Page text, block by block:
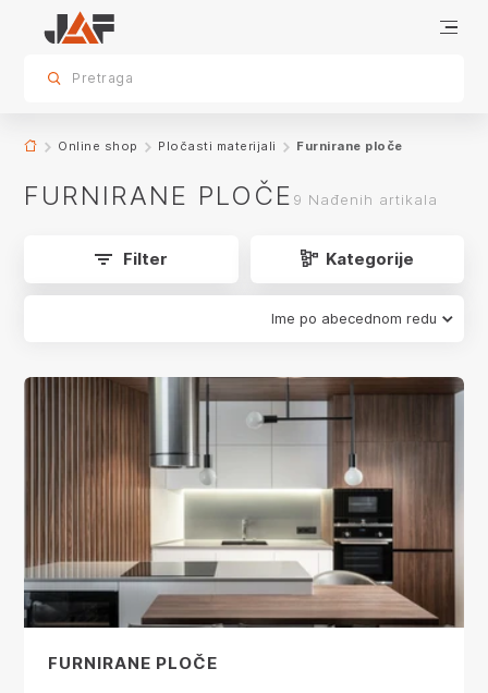
sr.skip-to.main-content
sr.skip-to.table-of-contents
sr.skip-to.main-navigation
Furnirane ploče
Pretraga
app.product-grid.form-reload
Online shop Pločasti materijali Furnirane ploče
FURNIRANE PLOČE 9 Nađenih artikala
Filter Kategorije
Ime po abecednom redu
FURNIRANE PLOČE